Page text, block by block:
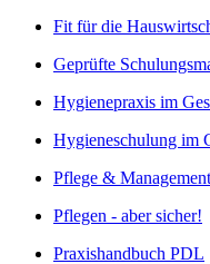
Fit für die
Geprüfte
Hygienepraxis im
Hygieneschulung im
Pflege & Management
Pflegen - aber sicher!
Praxishandbuch PDL